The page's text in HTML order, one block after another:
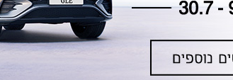
מחירון חלפים
הודעה על הטבות לרכבי מרצדס בהסדר